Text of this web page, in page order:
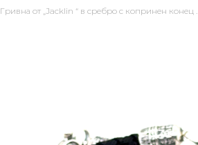
Гривна от „Jacklin “ в сребро с копринен конец .